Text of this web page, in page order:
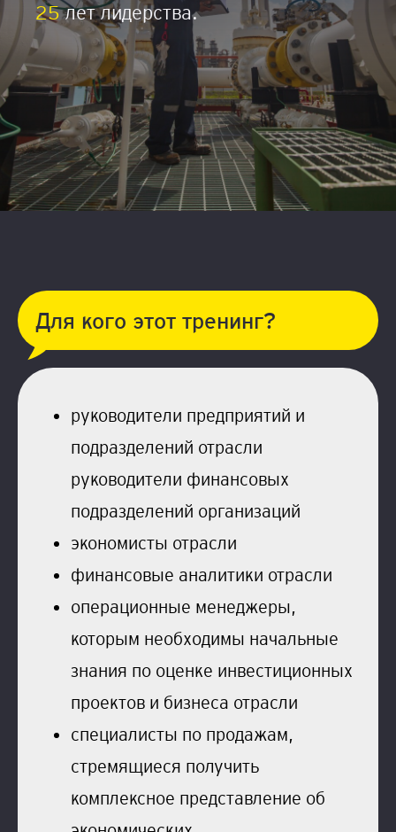
25лет лидерства.
Для кого этот тренинг?
руководители предприятий и
подразделений отрасли
руководители финансовых
подразделений организаций
экономисты отрасли
финансовые аналитики отрасли
операционные менеджеры,
которым необходимы начальные
знания по оценке инвестиционных
проектов и бизнеса отрасли
специалисты по продажам,
стремящиеся получить
комплексное представление об